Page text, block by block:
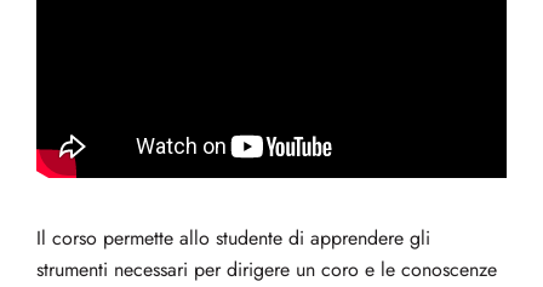
Il corso permette allo studente di apprendere gli
strumenti necessari per dirigere un coro e le conoscenze